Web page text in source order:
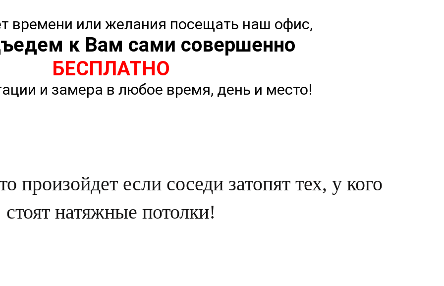
времени или желания посещать наш офис,
к Вам сами совершенно
БЕСПЛАТНО
и замера в любое время, день и место!
произойдет если соседи затопят тех, у кого
стоят натяжные потолки!